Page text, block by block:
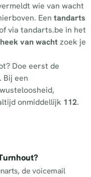
wie van wacht
Een tandarts
via tandarts.be in het
van wachtzoek je
Doe eerst de
Bij een
onmiddellijk 112.
de voicemail